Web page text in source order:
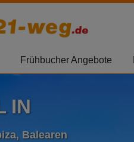
Frühbucher Angebote
IN
Balearen